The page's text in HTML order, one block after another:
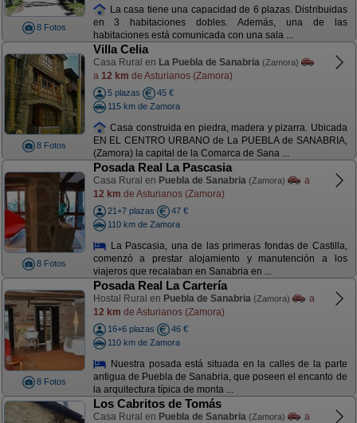
8 Fotos
La casa tiene una capacidad de 6 plazas. Distribuidas
en 3 habitaciones dobles. Además, una de las
habitaciones está comunicada con una sala ...
8 Fotos
Villa Celia
Casa Rural en La Puebla de Sanabria (Zamora)
a 12 km de Asturianos (Zamora)
5 plazas
45 €
115 km de Zamora
Casa construida en piedra, madera y pizarra. Ubicada
EN EL CENTRO URBANO de La PUEBLA de SANABRIA,
(Zamora) la capital de la Comarca de Sana ...
8 Fotos
Posada Real La Pascasia
Casa Rural en Puebla de Sanabria (Zamora)
a
12 km de Asturianos (Zamora)
21+7 plazas
47 €
110 km de Zamora
La Pascasia, una de las primeras fondas de Castilla,
comenzó a prestar alojamiento y manutención a los
viajeros que recalaban en Sanabria en ...
8 Fotos
Posada Real La Cartería
Hostal Rural en Puebla de Sanabria (Zamora)
a
12 km de Asturianos (Zamora)
16+6 plazas
46 €
110 km de Zamora
Nuestra posada está situada en la calles de la parte
antigua de Puebla de Sanabria, que poseen el encanto de
la arquitectura típica de monta ...
Los Cabritos de Tomás
Casa Rural en Puebla de Sanabria (Zamora)
a